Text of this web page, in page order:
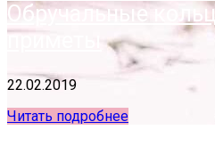
Обручальные
приметы
22.02.2019
Читать подробнее